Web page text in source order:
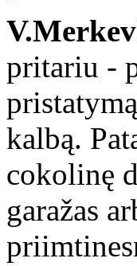
pritariu -
kalbą.
cokolinę
garažas